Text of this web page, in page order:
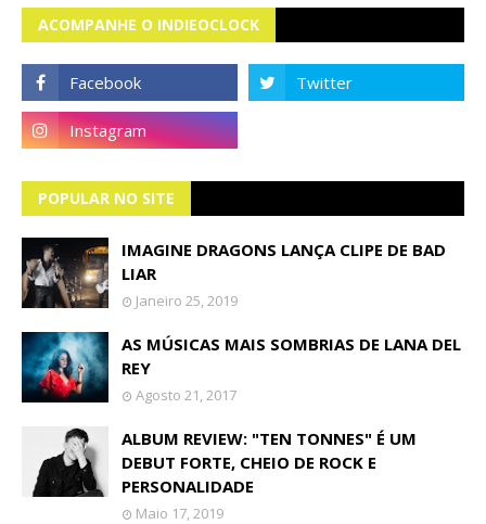
ACOMPANHE O INDIEOCLOCK
POPULAR NO SITE
IMAGINE DRAGONS LANÇA CLIPE DE BAD
LIAR
Janeiro 25, 2019
AS MÚSICAS MAIS SOMBRIAS DE LANA DEL
REY
Agosto 21, 2017
ALBUM REVIEW: "TEN TONNES" É UM
DEBUT FORTE, CHEIO DE ROCK E
PERSONALIDADE
Maio 17, 2019